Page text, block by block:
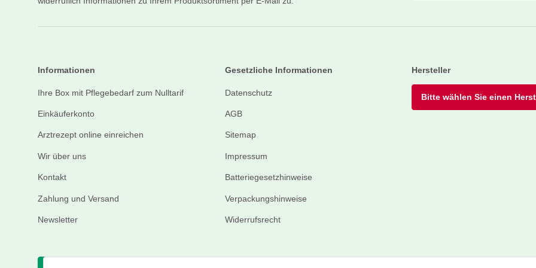
Informationen
Ihre Box mit Pflegebedarf zum Nulltarif
Einkäuferkonto
Arztrezept online einreichen
Wir über uns
Kontakt
Zahlung und Versand
Newsletter
Gesetzliche Informationen
Datenschutz
AGB
Sitemap
Impressum
Batteriegesetzhinweise
Verpackungshinweise
Widerrufsrecht
Hersteller
Bitte wählen Sie einen